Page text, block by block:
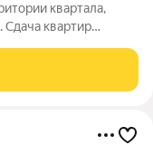
квартала,
квартир